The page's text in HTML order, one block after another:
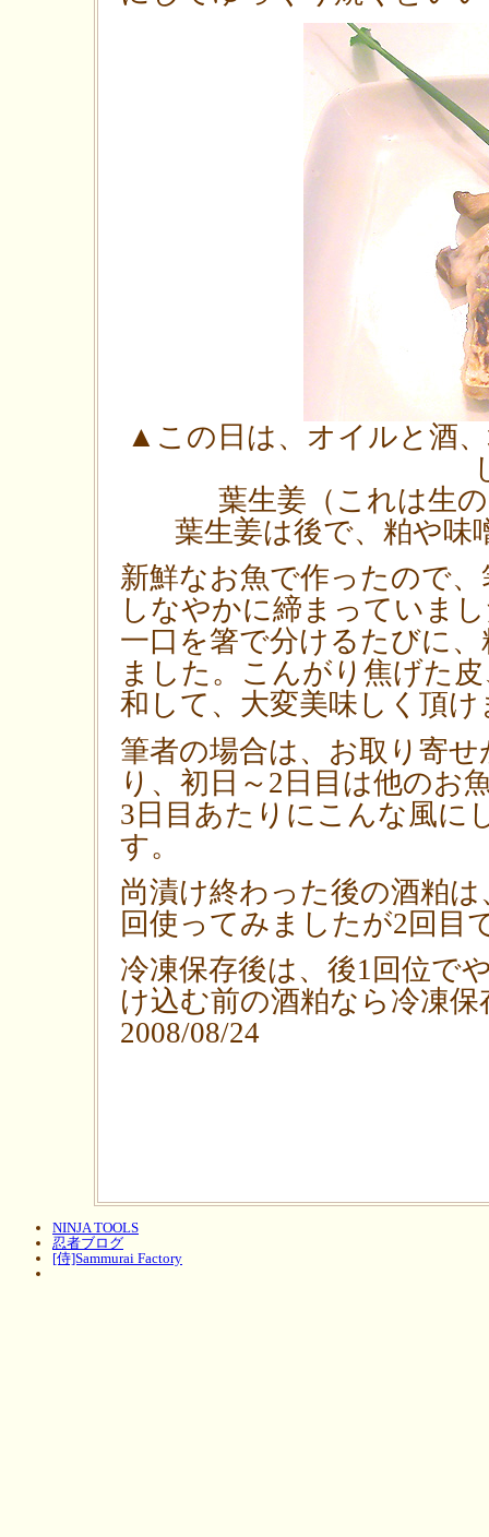
▲この日は、オイルと酒
葉生姜（これは生
葉生姜は後で、粕や味
新鮮なお魚で作ったので
しなやかに締まっていま
一口を箸で分けるたびに
ました。こんがり焦げた
和して、大変美味しく頂け
筆者の場合は、お取り寄
り、初日～2日目は他のお
3日目あたりにこんな風に
す。
尚漬け終わった後の酒粕
回使ってみましたが2回目
冷凍保存後は、後1回位で
け込む前の酒粕なら冷凍
2008/08/24
NINJA TOOLS
忍者ブログ
[侍]Sammurai Factory